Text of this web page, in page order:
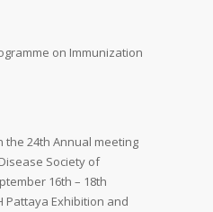
on Immunization
the 24th Annual meeting
Society of
16th – 18th
Pattaya Exhibition and